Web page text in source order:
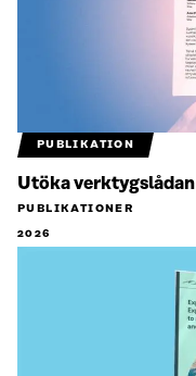
PUBLIKATION
Utöka verktygslådan
PUBLIKATIONER
2026